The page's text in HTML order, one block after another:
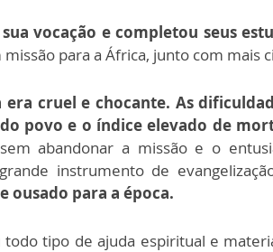
vocação e completou seus
para a África, junto com mais
cruel e chocante. As
povo e o índice elevado de
abandonar a missão e o
instrumento de
ousado para a época.
todo tipo de ajuda espiritual e